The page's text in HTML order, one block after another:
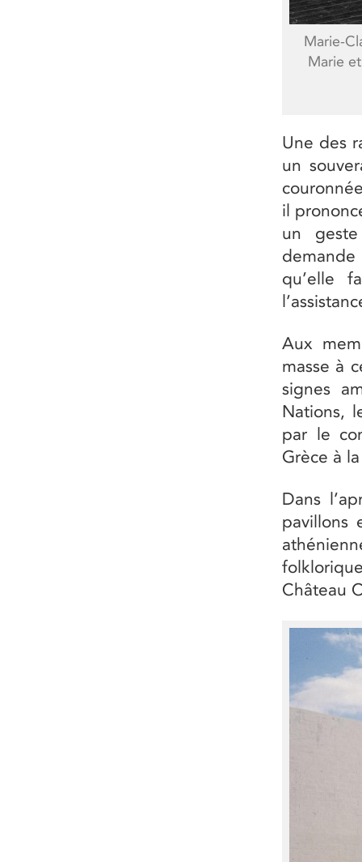
Marie-
Marie
Une des
un
il
un
demande
qu’elle
Aux
masse à
signes
Nations,
par le
Grèce à
Dans
pavillons
Château